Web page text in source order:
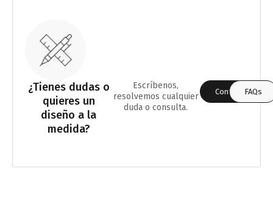
¿Tienes dudas o
quieres un
diseño a la
medida?
Escríbenos,
resolvemos cualquier
duda o consulta.
Contáctanos
FAQs